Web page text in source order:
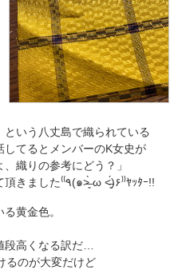
いう八丈島で織られている
てるとメンバーのK女史が
織りの参考にどう？」
とお声がけ頂いて端切れを分けて頂きました‎⁽⁽٩(๑˃̶͈̀ ω ˂̶͈́)۶⁾⁾ﾔｯﾀｰ!!
黄金色。
段高くなる訳だ…
るのが大変だけど